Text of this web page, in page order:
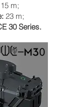
m;
23 m;
30 Series.